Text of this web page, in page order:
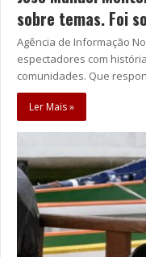
sobre temas. Foi
Agência de Informação
espectadores com
comunidades. Que
Ler Mais »